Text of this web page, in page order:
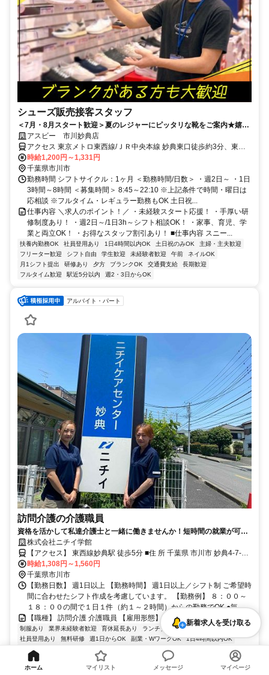
シューズ販売接客スタッフ
＜7月・8月スタート歓迎＞夏のレジャーにピッタリな靴をご案内★嬉し
いスタッフ割引も◎週2日～/1日3h～/短時間～フルタイムまで柔軟対
応！
アスビー 市川妙典店
アクセス 東京メトロ東西線/ＪＲ中央本線 妙典東口徒歩約3分、東京
メトロ東西線/ＪＲ中央本線 行徳徒歩約22分、東京メトロ東西線/ＪＲ
中央本線 原木中山西口徒歩約34分 「妙典」駅徒歩4分
時給1,200円～1,331円
千葉県市川市
勤務時間 シフトサイクル：1ヶ月 ＜勤務時間/日数＞ ・週2日～ ・1日
3時間～8時間 ＜募集時間＞ 8:45～22:10 ※上記条件で時間・曜日は
応相談 ※フルタイム・レギュラー勤務もOK 土日祝...
仕事内容 ＼求人のポイント！／ ・未経験スタート応援！ ・手厚い研
修制度あり！ ・週2日～/1日3h～シフト相談OK！ ・家事、育児、学
業と両立OK！ ・お得なスタッフ割引あり！ ■仕事内容 スニー...
扶養内勤務OK 社員登用あり 1日4時間以内OK 土日祝のみOK
主婦・主夫歓迎
フリーター歓迎
シフト自由 学生歓迎 未経験者歓迎 午前
ネイルOK
月1シフト提出
研修あり 夕方 ブランクOK 交通費支給
長期歓迎
フルタイム歓迎
駅近5分以内 週2・3日からOK
アルバイト・パート
訪問介護の介護職員
資格を活かして私達介護士と一緒に働きませんか！短時間の就業が可
能、すぐに勤務開始出来ます！
株式会社ニチイ学館
【アクセス】 東西線妙典駅 徒歩5分 ■住 所 千葉県 市川市 妙典4-7-12
■アクセス 東西線妙典駅 徒歩5分
時給1,308円～1,560円
千葉県市川市
【勤務日数】 週1日以上 【勤務時間】 週1日以上／シフト制 ご希望時
間に合わせたシフト作成を考慮しています。 【勤務例】 ８：００～
１８：００の間で１日１件（約１～２時間）からの勤務でOK ●毎...
【職種】 訪問介護 介護職員 【雇用形態】 パート・アルバイト
制服あり 業界未経験者歓迎 育休延長あり ランチタイム
扶養内勤務OK
社員登用あり
無料研修 週1日からOK 副業・WワークOK
1日4時間以内OK
土日祝のみOK
主婦・主夫歓迎 資格取得支援あり
フリーター歓迎
社会保険あり 産休・育休取得実績あり
新着求人を受け取る
ホーム マイリスト メッセージ マイページ